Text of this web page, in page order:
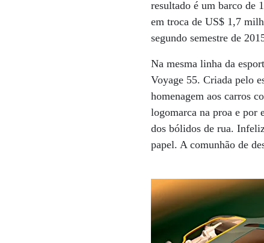
resultado é um barco de
em troca de US$ 1,7
segundo semestre de
Na mesma linha da
Voyage 55. Criada pelo
homenagem aos carros
logomarca na proa e por
dos bólidos de rua.
papel. A comunhão de